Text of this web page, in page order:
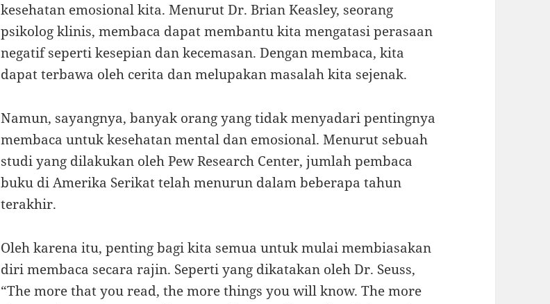
kesehatan emosional kita. Menurut Dr. Brian Keasley, seorang
psikolog klinis, membaca dapat membantu kita mengatasi perasaan
negatif seperti kesepian dan kecemasan. Dengan membaca, kita
dapat terbawa oleh cerita dan melupakan masalah kita sejenak.
Namun, sayangnya, banyak orang yang tidak menyadari pentingnya
membaca untuk kesehatan mental dan emosional. Menurut sebuah
studi yang dilakukan oleh Pew Research Center, jumlah pembaca
buku di Amerika Serikat telah menurun dalam beberapa tahun
terakhir.
Oleh karena itu, penting bagi kita semua untuk mulai membiasakan
diri membaca secara rajin. Seperti yang dikatakan oleh Dr. Seuss,
“The more that you read, the more things you will know. The more